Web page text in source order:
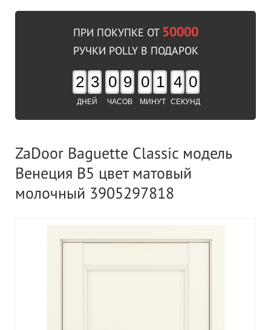
ПРИ ПОКУПКЕ ОТ 50000
РУЧКИ POLLY В ПОДАРОК
2 3
ДНЕЙ
0 9
ЧАСОВ
0 1
МИНУТ
3 9
СЕКУНД
ZaDoor Baguette Classic модель
Венеция В5 цвет матовый
молочный 3905297818